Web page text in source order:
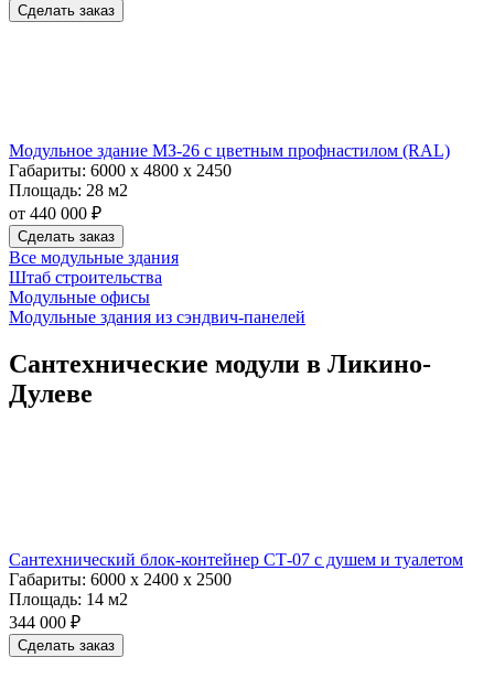
Сделать заказ
Модульное здание МЗ-26 с цветным профнастилом (RAL)
Габариты: 6000 х 4800 х 2450
Площадь: 28 м2
от 440 000 ₽
Сделать заказ
Все модульные здания
Штаб строительства
Модульные офисы
Модульные здания из сэндвич-панелей
Сантехнические модули в Ликино-
Дулеве
Сантехнический блок-контейнер СТ-07 с душем и туалетом
Габариты: 6000 х 2400 х 2500
Площадь: 14 м2
344 000 ₽
Сделать заказ